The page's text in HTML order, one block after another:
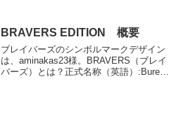
BRAVERS EDITION 概要
ブレイバーズのシンボルマークデザイン
は、aminakas23様。BRAVERS（ブレイ
バーズ）とは？正式名称（英語）:Bureau